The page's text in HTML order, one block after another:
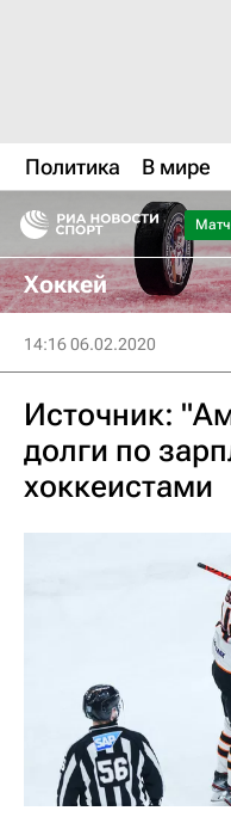
Политика В мире
Хоккей
14:16 06.02.2020
Источник:
долги по
хоккеистами